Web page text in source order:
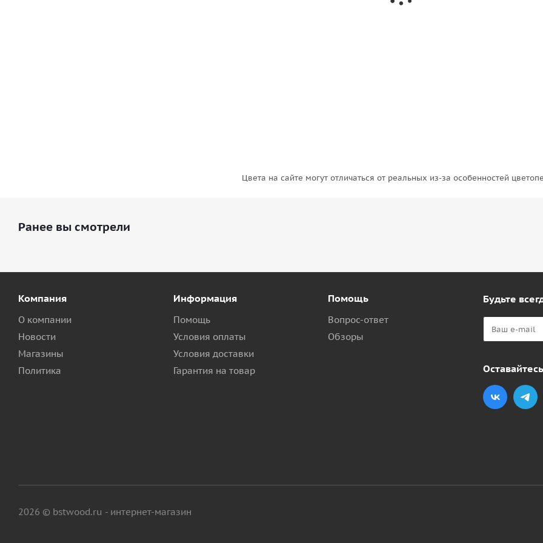
Цвета на сайте могут отличаться от реальных из-за особенностей
Ранее вы смотрели
Компания
О компании
Новости
Магазины
Политика
Информация
Помощь
Условия оплаты
Условия доставки
Гарантия на товар
Помощь
Вопрос-ответ
Обзоры
Будьте
2026 © bstwood.ru - интернет-магазин